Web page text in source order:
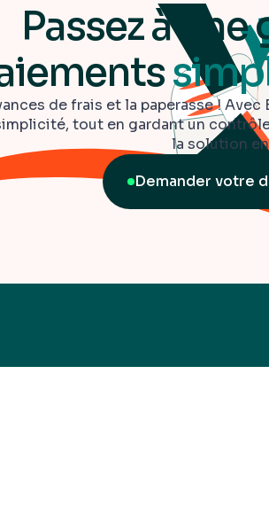
Passez à
de frais et la paperasse !
tout en gardant un
la solution
Demander votre